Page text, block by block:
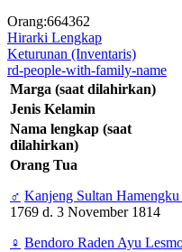
Orang:664362
Hirarki Lengkap
Keturunan (Inventaris)
rd-people-with-family-name
Marga (saat dilahirkan)
Jenis Kelamin
Nama lengkap (saat
dilahirkan)
Orang Tua
♂ Kanjeng Sultan
1769 d. 3 November 1814
♀ Bendoro Raden Ayu